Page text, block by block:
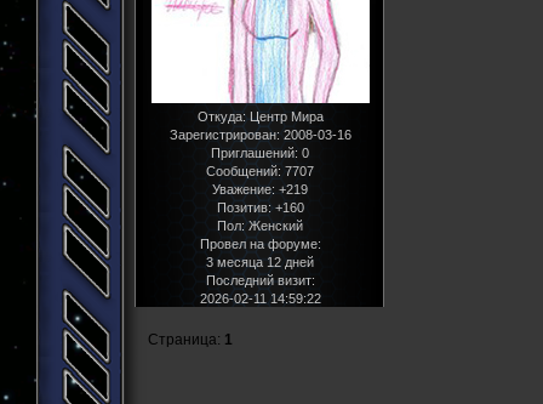
Откуда:Центр Мира
Зарегистрирован: 2008-03-16
Приглашений: 0
Сообщений: 7707
Уважение: +219
Позитив: +160
Пол:Женский
Провел на форуме:
3 месяца 12 дней
Последний визит:
2026-02-11 14:59:22
Страница: 1